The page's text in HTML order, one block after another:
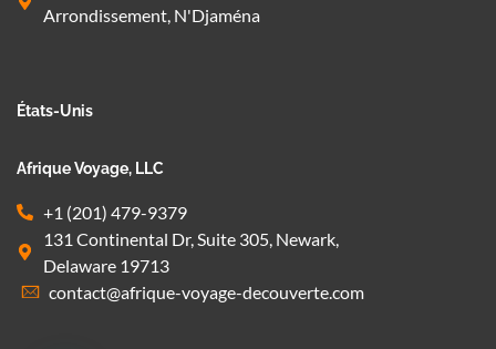
Arrondissement, N'Djaména
États-Unis
Afrique Voyage, LLC
+1 (201) 479-9379
131 Continental Dr, Suite 305, Newark,
Delaware 19713
contact@afrique-voyage-decouverte.com